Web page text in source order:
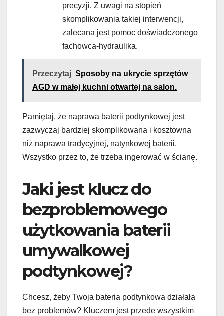
precyzji. Z uwagi na stopień
skomplikowania takiej interwencji,
zalecana jest pomoc doświadczonego
fachowca-hydraulika.
Przeczytaj Sposoby na ukrycie sprzętów
AGD w małej kuchni otwartej na salon.
Pamiętaj, że naprawa baterii podtynkowej jest
zazwyczaj bardziej skomplikowana i kosztowna
niż naprawa tradycyjnej, natynkowej baterii.
Wszystko przez to, że trzeba ingerować w ścianę.
Jaki jest klucz do
bezproblemowego
użytkowania baterii
umywalkowej
podtynkowej?
Chcesz, żeby Twoja bateria podtynkowa działała
bez problemów? Kluczem jest przede wszystkim